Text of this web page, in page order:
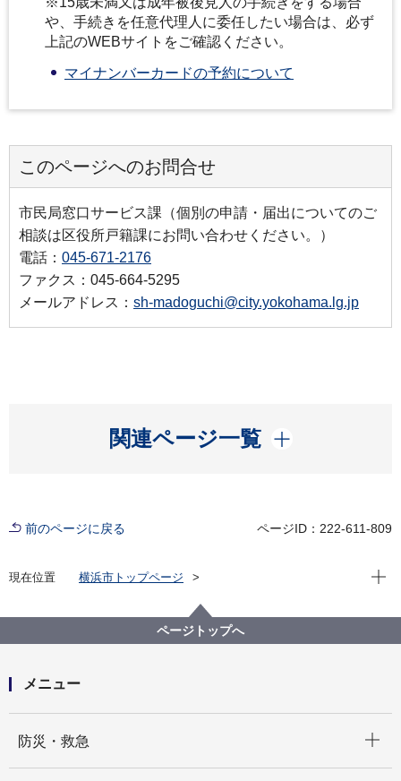
や、手続きを任意代理人に委任したい場合は、必ず
上記のWEBサイトをご確認ください。
マイナンバーカードの予約について
このページへのお問合せ
市民局窓口サービス課（個別の申請・届出についてのご
相談は区役所戸籍課にお問い合わせください。）
電話： 045-671-2176
ファクス：045-664-5295
メールアドレス： sh-madoguchi@city.yokohama.lg.jp
関連ページ一覧
開く
前のページに戻る ページID：222-611-809
現在位置
横浜市トップページ
市民局
電子証明書の更新期限経過後も更新の手続きはできま
すか
現在
ページトップへ
メニュー
防災・救急